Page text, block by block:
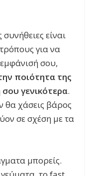
είναι
για να
σου,
ποιότητα της
σου γενικότερα.
θα χάσεις βάρος
σε σχέση με τα
μπορείς.